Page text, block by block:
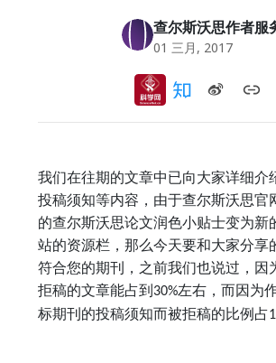
查尔斯沃思作者服
01 三月, 2017
我们在往期的文章中已向大家详细介
投稿须知等内容，由于查尔斯沃思官
的查尔斯沃思论文润色小贴士变为新
站的资源栏，那么今天要和大家分享
符合您的期刊，之前我们也说过，因
拒稿的文章能占到 30%左右，而因为
标期刊的投稿须知而被拒稿的比例占